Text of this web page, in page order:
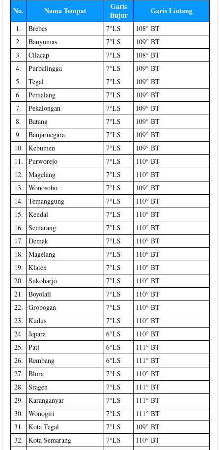
No. Nama Tempat
Garis
Bujur
Garis Lintang
1. Brebes 7°LS
108° BT
2.
Banyumas 7°LS
109° BT
3.
Cilacap 7°LS
108° BT
4.
Purbalingga 7°LS
109° BT
5.
Tegal 7°LS
109° BT
6.
Pemalang 7°LS
109° BT
7.
Pekalongan 7°LS
109° BT
8.
Batang 7°LS
109° BT
9.
Banjarnegara 7°LS
109° BT
10.
Kebumen 7°LS
109° BT
11.
Purworejo 7°LS
110° BT
12.
Magelang 7°LS
110° BT
13.
Wonosobo 7°LS
109° BT
14.
Temanggung 7°LS
110° BT
15.
Kendal 7°LS
110° BT
16.
Semarang 7°LS
110° BT
17.
Demak 7°LS
110° BT
18.
Magelang 7°LS
110° BT
19.
Klaten 7°LS
110° BT
20.
Sukoharjo 7°LS
110° BT
21.
Boyolali 7°LS
110° BT
22.
Grobogan 7°LS
110° BT
23.
Kudus 7°LS
110° BT
24.
Jepara 6°LS
110° BT
25.
Pati 6°LS
111° BT
26.
Rembang 6°LS
111° BT
27.
Blora 7°LS
110° BT
28.
Sragen 7°LS
111° BT
29.
Karanganyar 7°LS
111° BT
30.
Wonogiri 7°LS
111° BT
31.
Kota Tegal 7°LS
109° BT
32.
Kota Semarang 7°LS
110° BT